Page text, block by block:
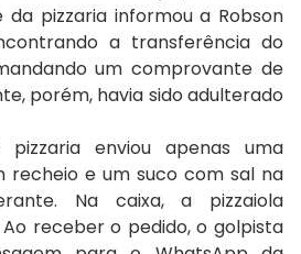
pizzaria informou a Robson
a transferência do
um comprovante de
porém, havia sido adulterado
enviou apenas uma
recheio e um suco com sal na
Na caixa, a pizzaiola
Ao receber o pedido, o golpista